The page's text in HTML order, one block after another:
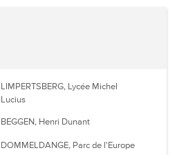
LIMPERTSBERG, Lycée Michel
Lucius
BEGGEN, Henri Dunant
DOMMELDANGE, Parc de l'Europe